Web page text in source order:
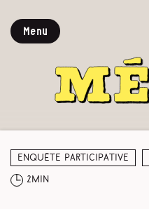
Menu
Enquête participative
2min